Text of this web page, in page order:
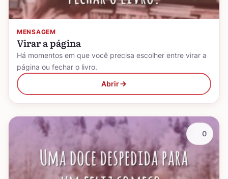
MENSAGEM
Virar a página
Há momentos em que você precisa escolher entre virar a
página ou fechar o livro.
Abrir
0